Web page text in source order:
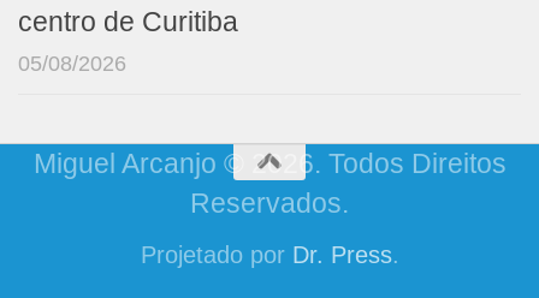
centro de Curitiba
05/08/2026
Miguel Arcanjo © 2026. Todos Direitos
Reservados.
Projetado por Dr. Press.